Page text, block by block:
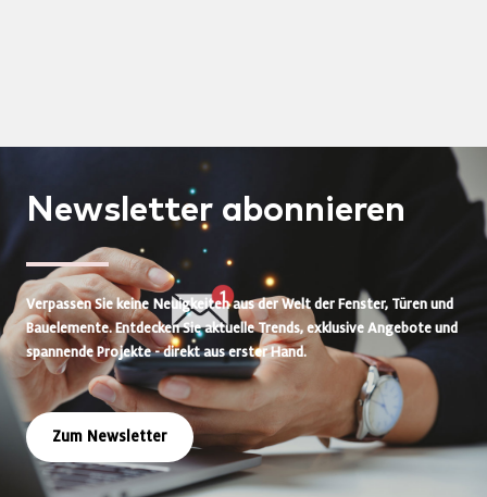
Newsletter abonnieren
Verpassen Sie keine Neuigkeiten aus der Welt der Fenster, Türen und
Bauelemente. Entdecken Sie aktuelle Trends, exklusive Angebote und
spannende Projekte - direkt aus erster Hand.
Zum Newsletter